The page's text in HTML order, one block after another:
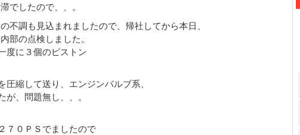
でしたので、、。
不調も見込まれましたので、帰社してから本日、
部の点検しました。
度に３個のピストン
縮して送り、エンジンバルブ系、
、問題無し、、。
７０ＰＳでましたので